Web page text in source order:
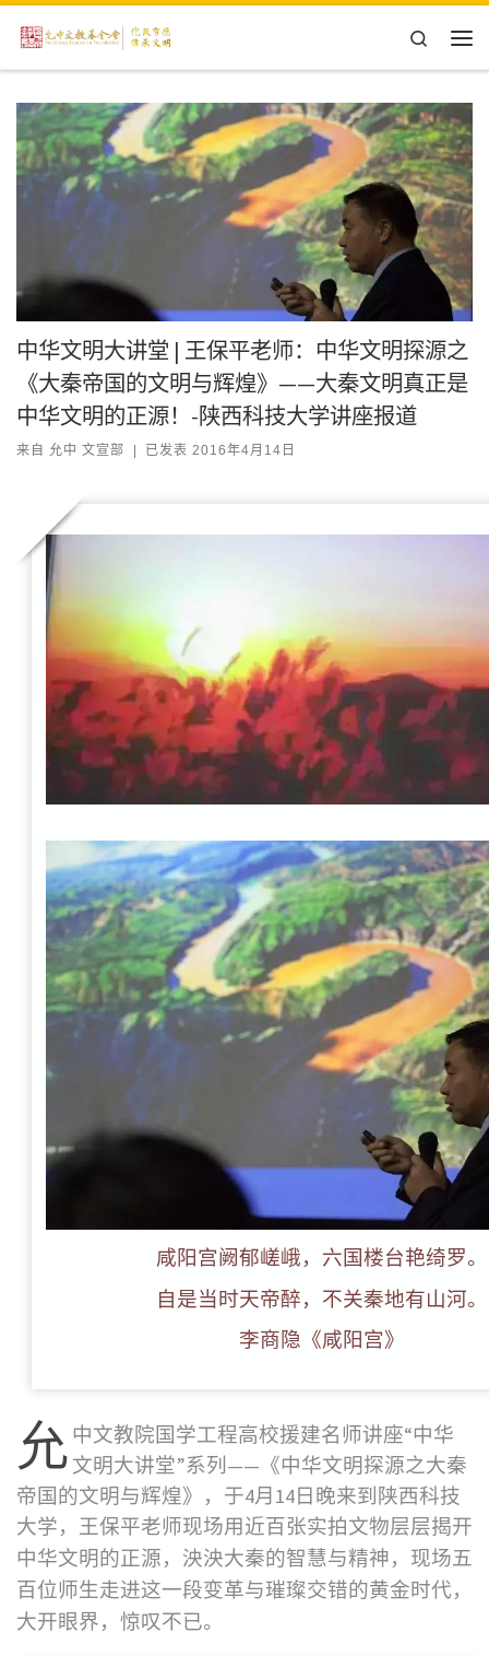
Skip to content
Search
中华文明大讲堂 | 王保平老师：中华文明探源之
《大秦帝国的文明与辉煌》——大秦文明真正是
中华文明的正源！-陕西科技大学讲座报道
来自 允中 文宣部 | 已发表 2016年4月14日
咸阳宫阙郁嵯峨，六国楼台艳绮罗。
自是当时天帝醉，不关秦地有山河。
李商隐《咸阳宫》
允 中文教院国学工程高校援建名师讲座“中华
文明大讲堂”系列——《中华文明探源之大秦
帝国的文明与辉煌》，于4月14日晚来到陕西科技
大学，王保平老师现场用近百张实拍文物层层揭开
中华文明的正源，泱泱大秦的智慧与精神， 现场五
百位师生走进这一段变革与璀璨交错的黄金时代，
大开眼界，惊叹不已。